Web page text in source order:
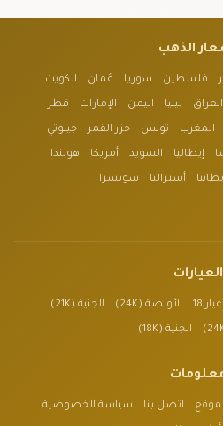
الذهب
فلسطين سوريا عُمان الكويت
العراق ليبيا اليمن الإمارات قطر
المغرب تونس جزر القمر جيبوتي
إيطاليا السويد أمريكا هولندا
أستراليا سويسرا
العيارات
عيار 18 الأونصة (24K) الجنية (21K)
الجنية (18K)
اتصل بنا سياسة الخصوصية